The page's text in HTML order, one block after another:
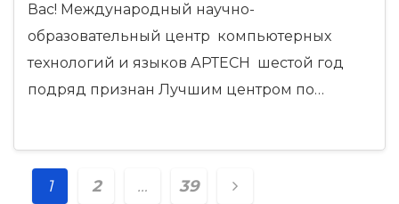
Вас! Международный научно-
образовательный центр компьютерных
технологий и языков АРТЕСН шестой год
подряд признан Лучшим центром по…
Навигация
1 2 … 39